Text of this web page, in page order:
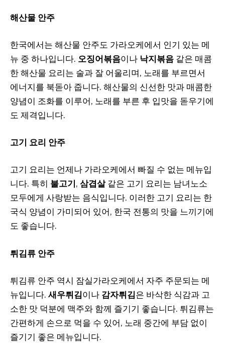
해산물 안주
한국에서는 해산물 안주도 가라오케에서 인기 있는 메
뉴 중 하나입니다. 오징어볶음이나 낙지볶음 같은 매콤
한 해산물 요리는 술과 잘 어울리며, 노래를 부르면서
에너지를 북돋아 줍니다. 해산물의 신선한 맛과 매콤한
양념이 조화를 이루어, 노래를 부른 후 입맛을 돋우기에
도 제격입니다.
고기 요리 안주
고기 요리는 언제나 가라오케에서 빠질 수 없는 메뉴입
니다. 특히 불고기, 삼겹살같은 고기 요리는 남녀노소
모두에게 사랑받는 음식입니다. 이러한 고기 요리는 한
국식 양념이 가미되어 있어, 한국 전통의 맛을 느끼기에
도 좋습니다.
튀김류 안주
튀김류 안주 역시 잠실가라오케에서 자주 주문되는 메
뉴입니다. 새우튀김이나 감자튀김은 바삭한 식감과 고
소한 맛 덕분에 맥주와 함께 즐기기 좋습니다. 튀김류는
간편하게 손으로 먹을 수 있어, 노래 중간에 부담 없이
즐기기 좋은 메뉴입니다.